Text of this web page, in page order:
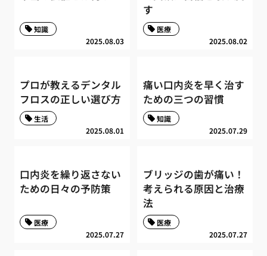
2025.08.03
知識
す
2025.08.02
医療
プロが教えるデンタル
フロスの正しい選び方
2025.08.01
生活
痛い口内炎を早く治す
ための三つの習慣
2025.07.29
知識
口内炎を繰り返さない
ための日々の予防策
2025.07.27
医療
ブリッジの歯が痛い！
考えられる原因と治療
法
2025.07.27
医療